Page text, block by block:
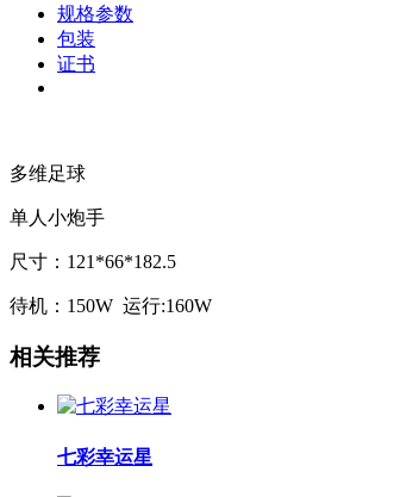
规格参数
包装
证书
多维足球
单人小炮手
尺寸：121*66*182.5
待机：150W 运行:160W
相关推荐
七彩幸运星